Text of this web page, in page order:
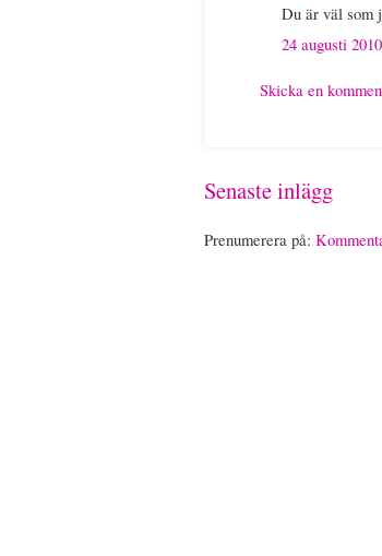
Du är väl som
24 augusti
Skicka en
Senaste inlägg
Prenumerera på: